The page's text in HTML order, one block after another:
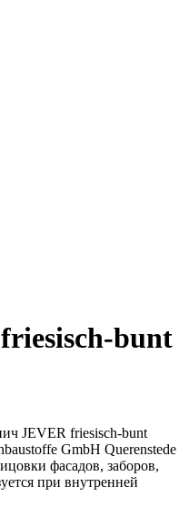
bunt
JEVER friesisch-bunt
GmbH Querenstede
фасадов, заборов,
при внутренней